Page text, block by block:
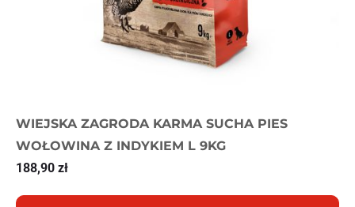
WIEJSKA ZAGRODA KARMA SUCHA PIES
WOŁOWINA Z INDYKIEM L 9KG
188,90 zł